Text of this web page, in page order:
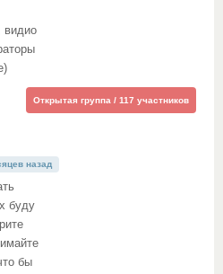
Открытая группа / 117 участников
назад
буду
бы